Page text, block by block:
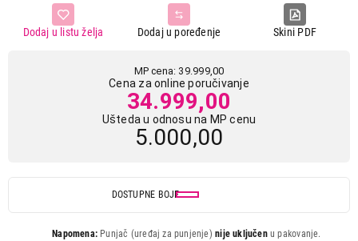
Skini PDF
Dodaj u poređenje
Dodaj u listu želja
MP cena: 39.999,00
Cena za online poručivanje
34.999,00
Ušteda u odnosu na MP cenu
5.000,00
DOSTUPNE BOJE
Napomena: Punjač (uređaj za punjenje)nije uključenu pakovanje.